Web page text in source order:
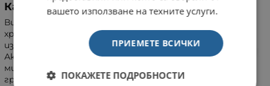
Как да използвате Beaphar Laveta?
Витамините могат да се накапват директно върху
храната на вашето куче. Препоръчително е да
използвате мокра храна (консерва, пастет или пауч).
Ако добавяте към суха храна, изчакайте няколко
минути, за да могат витамините да попият в
гранулите.
вашето използване на техните услуги.
ПРИЕМЕТЕ ВСИЧКИ
ПОКАЖЕТЕ ПОДРОБНОСТИ